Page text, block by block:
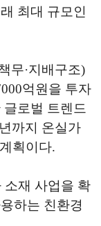
최대 규모인
무·지배구조)
억원을 투자
로벌 트렌드
까지 온실가
획이다.
소재 사업을 확
하는 친환경